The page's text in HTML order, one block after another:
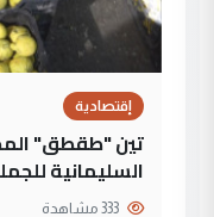
إقتصادية
تين "طقطق"
السليمانية